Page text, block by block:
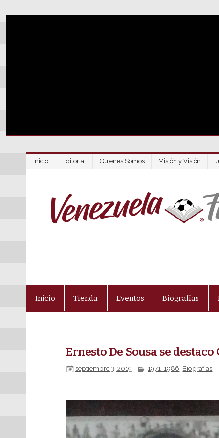
Inicio Editorial Quienes Somos Misión y Visión
Inicio Tienda Eventos Biografías
Ernesto De Sousa se
septiembre 3, 2019 1971-1986, Biografías